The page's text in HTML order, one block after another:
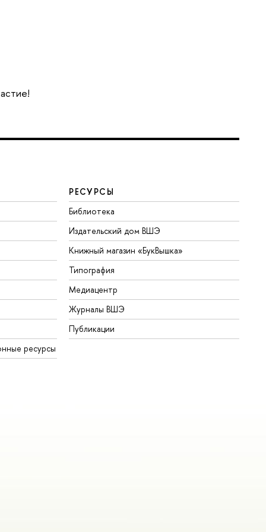
ресурсы
РЕСУРСЫ
Библиотека
Издательский дом ВШЭ
Книжный магазин «БукВышка»
Типография
Медиацентр
Журналы ВШЭ
Публикации